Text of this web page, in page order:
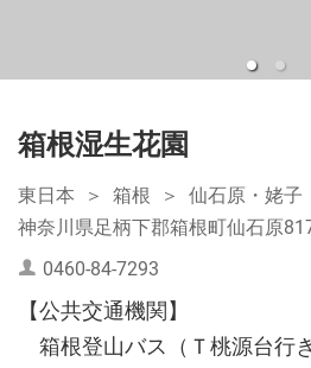
箱根湿生花園
東日本 箱根
仙石原・姥子
神奈川県足柄下郡箱根町仙石原
0460-84-7293
【公共交通機関】
箱根登山バス（Ｔ桃源台行